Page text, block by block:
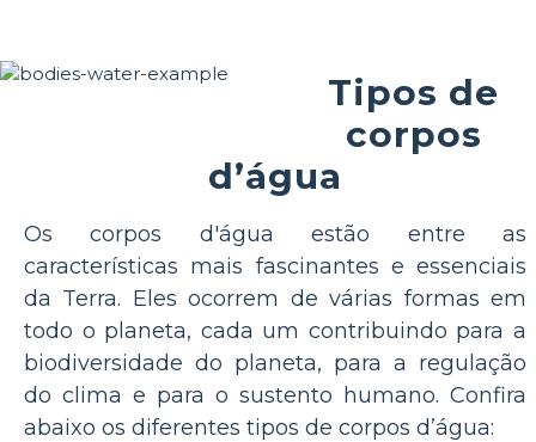
Tipos de
corpos
d’água
Os corpos d'água estão entre as
características mais fascinantes e essenciais
da Terra. Eles ocorrem de várias formas em
todo o planeta, cada um contribuindo para a
biodiversidade do planeta, para a regulação
do clima e para o sustento humano. Confira
abaixo os diferentes tipos de corpos d’água: